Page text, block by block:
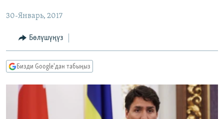
ЭКОНОМИКА
МАДАНИЯТ
БОРБОР АЗИЯ
АТАЙЫН ИЛИКТӨӨ
ТВ ПРОГРАММАЛАР
ЭКСПЕРТТЕР ТАЛДАЙТ
БИЗ ЖАНА ДҮЙНӨ
ӨЗГӨЧӨ ПИКИР
Русский
30-Январь, 2017
Бөлүшүңүз
Бизди Google'дан табыңыз